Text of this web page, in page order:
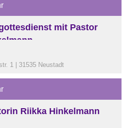
mit Pastor
1 | 31535 Neustadt
Riikka Hinkelmann